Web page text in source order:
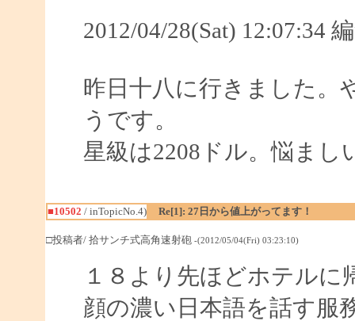
2012/04/28(Sat) 12:07:34
昨日十八に行きました。
うです。
星級は2208ドル。悩まし
■10502 / inTopicNo.4) Re[1]: 27日から値上がってます！
□投稿者/ 拾サンチ式高角速射砲 -(2012/05/04(Fri) 03:23:10)
１８より先ほどホテルに
顔の濃い日本語を話す服